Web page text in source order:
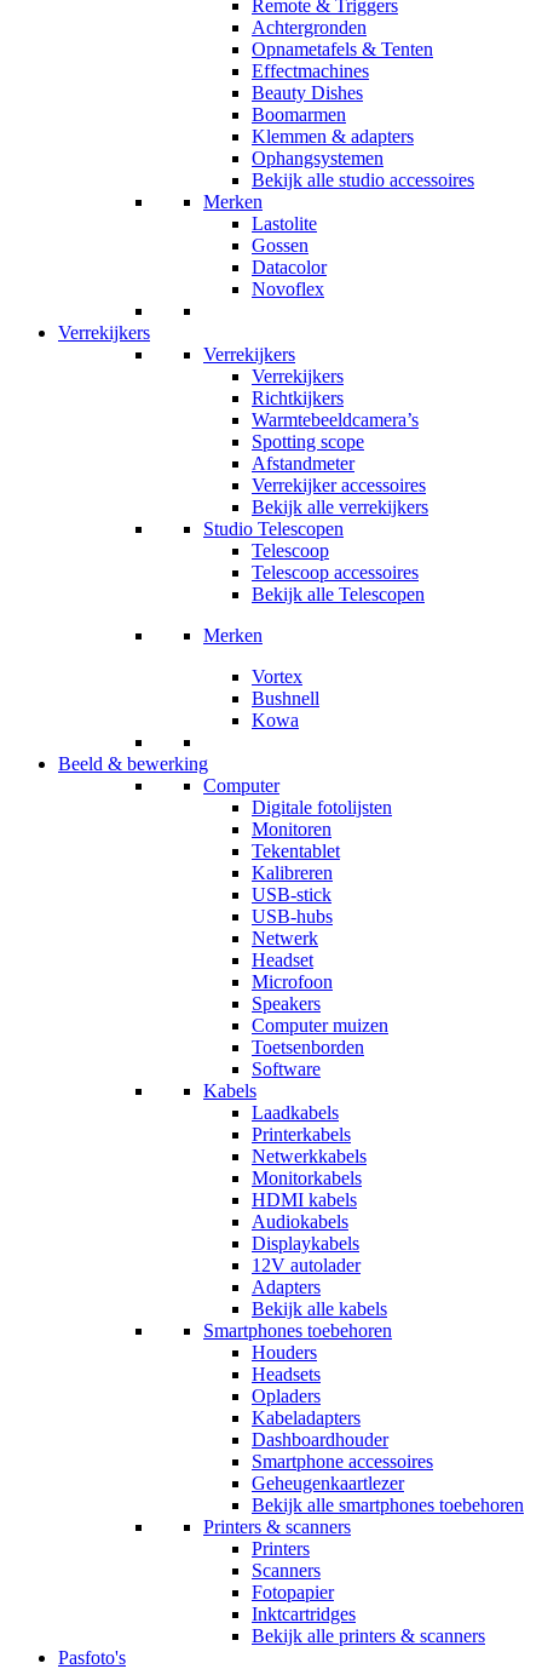
Remote & Triggers
Achtergronden
Opnametafels & Tenten
Effectmachines
Beauty Dishes
Boomarmen
Klemmen & adapters
Ophangsystemen
Bekijk alle studio accessoires
Merken
Lastolite
Gossen
Datacolor
Novoflex
Verrekijkers
Verrekijkers
Verrekijkers
Richtkijkers
Warmtebeeldcamera’s
Spotting scope
Afstandmeter
Verrekijker accessoires
Bekijk alle verrekijkers
Studio Telescopen
Telescoop
Telescoop accessoires
Bekijk alle Telescopen
Merken
Vortex
Bushnell
Kowa
Beeld & bewerking
Computer
Digitale fotolijsten
Monitoren
Tekentablet
Kalibreren
USB-stick
USB-hubs
Netwerk
Headset
Microfoon
Speakers
Computer muizen
Toetsenborden
Software
Kabels
Laadkabels
Printerkabels
Netwerkkabels
Monitorkabels
HDMI kabels
Audiokabels
Displaykabels
12V autolader
Adapters
Bekijk alle kabels
Smartphones toebehoren
Houders
Headsets
Opladers
Kabeladapters
Dashboardhouder
Smartphone accessoires
Geheugenkaartlezer
Bekijk alle smartphones toebehoren
Printers & scanners
Printers
Scanners
Fotopapier
Inktcartridges
Bekijk alle printers & scanners
Pasfoto's